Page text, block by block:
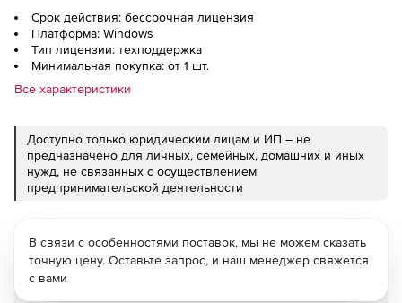
Срок действия: бессрочная лицензия
Платформа: Windows
Тип лицензии: техподдержка
Минимальная покупка: от 1 шт.
Все характеристики
Доступно только юридическим лицам и ИП – не
предназначено для личных, семейных, домашних и иных
нужд, не связанных с осуществлением
предпринимательской деятельности
В связи с особенностями поставок, мы не можем сказать
точную цену. Оставьте запрос, и наш менеджер свяжется
с вами